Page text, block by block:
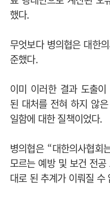
했다.
무엇보다 병의협은 대한
준했다.
이미 이러한 결과 도출
된 대처를 전혀 하지 않
일함에 대한 질책이었다.
병의협은 “대한의사협
모르는 예방 및 보건 전
대로 된 추계가 이뤄질 수